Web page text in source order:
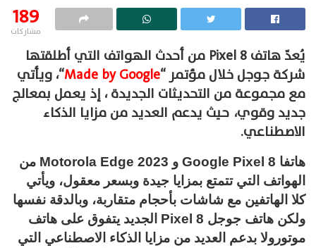
189
مشاركات
يُعدّ هاتف Pixel 8 من أحدث الهواتف التي أطلقتها
شركة جوجل خلال مؤتمر “Made by Google“، ويأتي
مع مجموعة من التحديثات الجديدة ، إذ يعمل بمعالج
جديد وقوي، حيث يدعم العديد من مزايا الذكاء
الاصطناعي.
هاتفا Google Pixel 8 و Motorola Edge 2023 من
الهواتف التي تتمتع بمزايا جيدة وبسعر معقول، ويأتي
كلا الهاتفين مع شاشات بأحجام متقاربة، وبالدقة نفسها
ولكن هاتف جوجل Pixel 8 الجديد يتفوق على هاتف
موتورولا بدعم العديد من مزايا الذكاء الاصطناعي التي